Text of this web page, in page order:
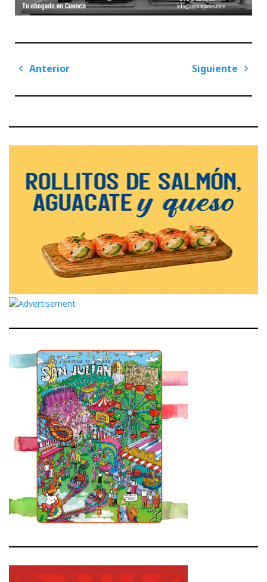
Navegación
entradas
Anterior
Siguiente